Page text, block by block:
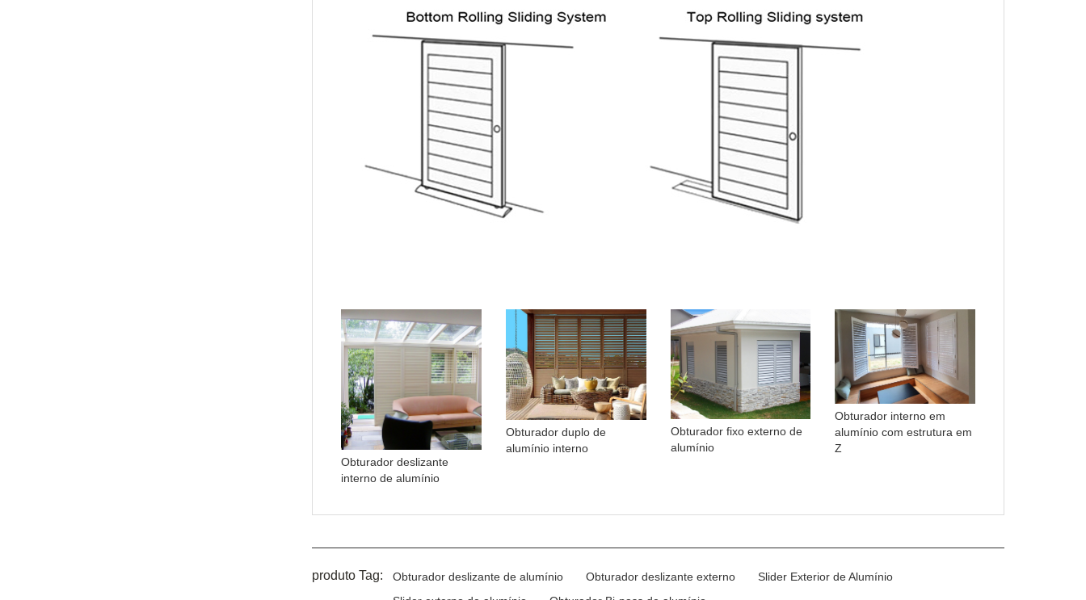
Obturador deslizante
interno de alumínio
Obturador duplo de
alumínio interno
Obturador fixo externo de
alumínio
Obturador interno em
alumínio com estrutura em
Z
produto Tag: Obturador deslizante de alumínio Obturador deslizante externo
Slider Exterior de Alumínio